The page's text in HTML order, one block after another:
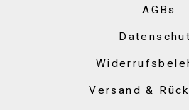
AGBs
Versand &